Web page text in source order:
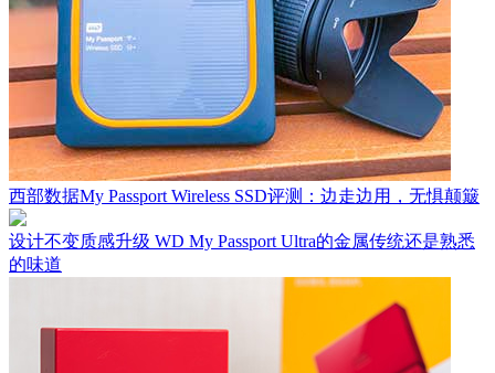
西部数据My Passport Wireless SSD评测：边走边用，无惧颠簸
设计不变质感升级 WD My Passport Ultra的金属传统还是熟悉
的味道